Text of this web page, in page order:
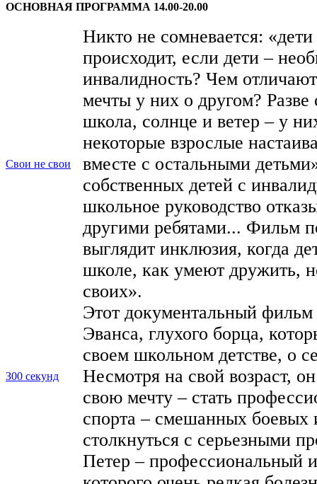
ОСНОВНАЯ ПРОГРАММА 14.00-20.00
Свои не свои
Никто не сомневается:
происходит, если дети –
инвалидность? Чем
мечты у них о другом?
школа, солнце и ветер – у
некоторые взрослые
вместе с остальными
собственных детей с
школьное руководство
другими ребятами... Фильм
выглядит инклюзия, когда
школе, как умеют дружить,
своих».
З00 секунд
Этот документальный
Эванса, глухого борца,
своем школьном детстве, о
Несмотря на свой возраст,
свою мечту – стать
спорта – смешанных боевых
столкнуться с серьезными
Петер – профессиональный